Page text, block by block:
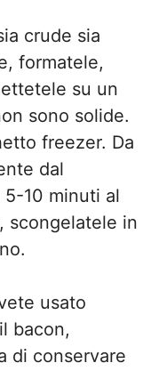
crude sia
formatele,
su un
sono solide.
freezer. Da
dal
10 minuti al
scongelatele in
usato
bacon,
di conservare